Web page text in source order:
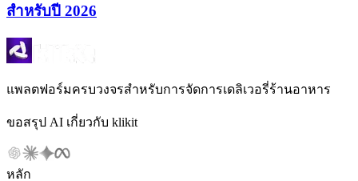
สำหรับปี 2026
แพลตฟอร์มครบวงจรสำหรับการจัดการเดลิเวอรี่ร้านอาหาร
ขอสรุป AI เกี่ยวกับ klikit
หลัก